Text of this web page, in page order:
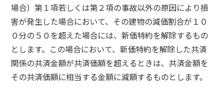
場合）第１項若しくは第２項の事故以外の原因により損
害が発生した場合において、その建物の減価割合が１０
０分の５０を超えた場合には、新価特約を解除するもの
とします。この場合において、新価特約を解除した共済
関係の共済金額が共済価額を超えるときは、共済金額を
その共済価額に相当する金額に減額するものとします。